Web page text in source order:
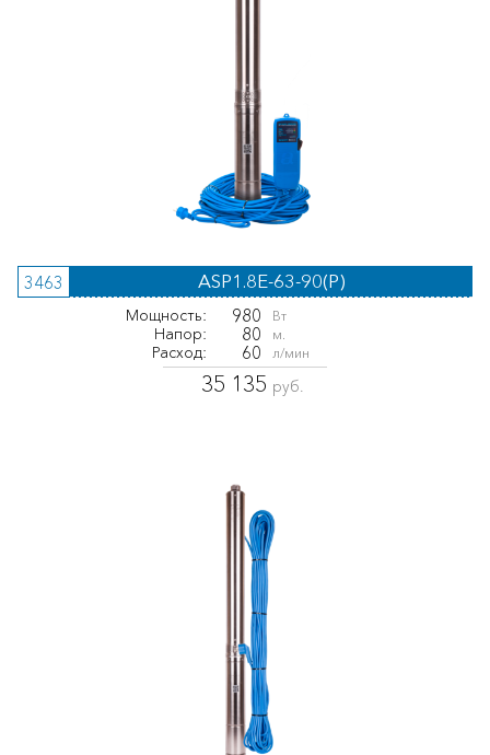
3463 ASP1.8E-63-90(P)
Мощность: 980 Вт
Напор: 80 м.
Расход: 60 л/мин
35 135 руб.